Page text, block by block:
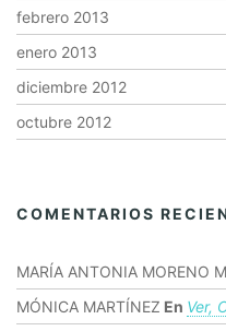
febrero 2013
enero 2013
diciembre 2012
octubre 2012
COMENTARIOS
MARÍA ANTONIA MORENO
MÓNICA MARTÍNEZ En Ver,